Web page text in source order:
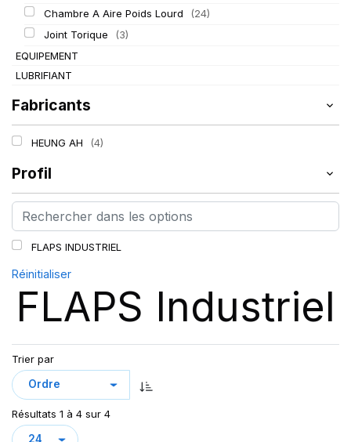
Chambre A Aire Poids Lourd
(24)
Joint Torique
(3)
EQUIPEMENT
LUBRIFIANT
Fabricants
HEUNG AH (4)
Profil
FLAPS INDUSTRIEL
Réinitialiser
FLAPS Industriel
Trier par
Résultats 1 à 4 sur 4